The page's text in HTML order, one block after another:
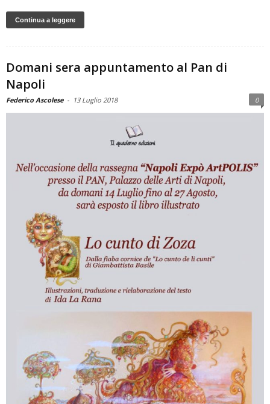
Continua a leggere
Domani sera appuntamento al Pan di
Napoli
Federico Ascolese - 13 Luglio 2018 0